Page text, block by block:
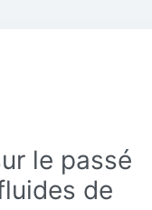
le passé
de